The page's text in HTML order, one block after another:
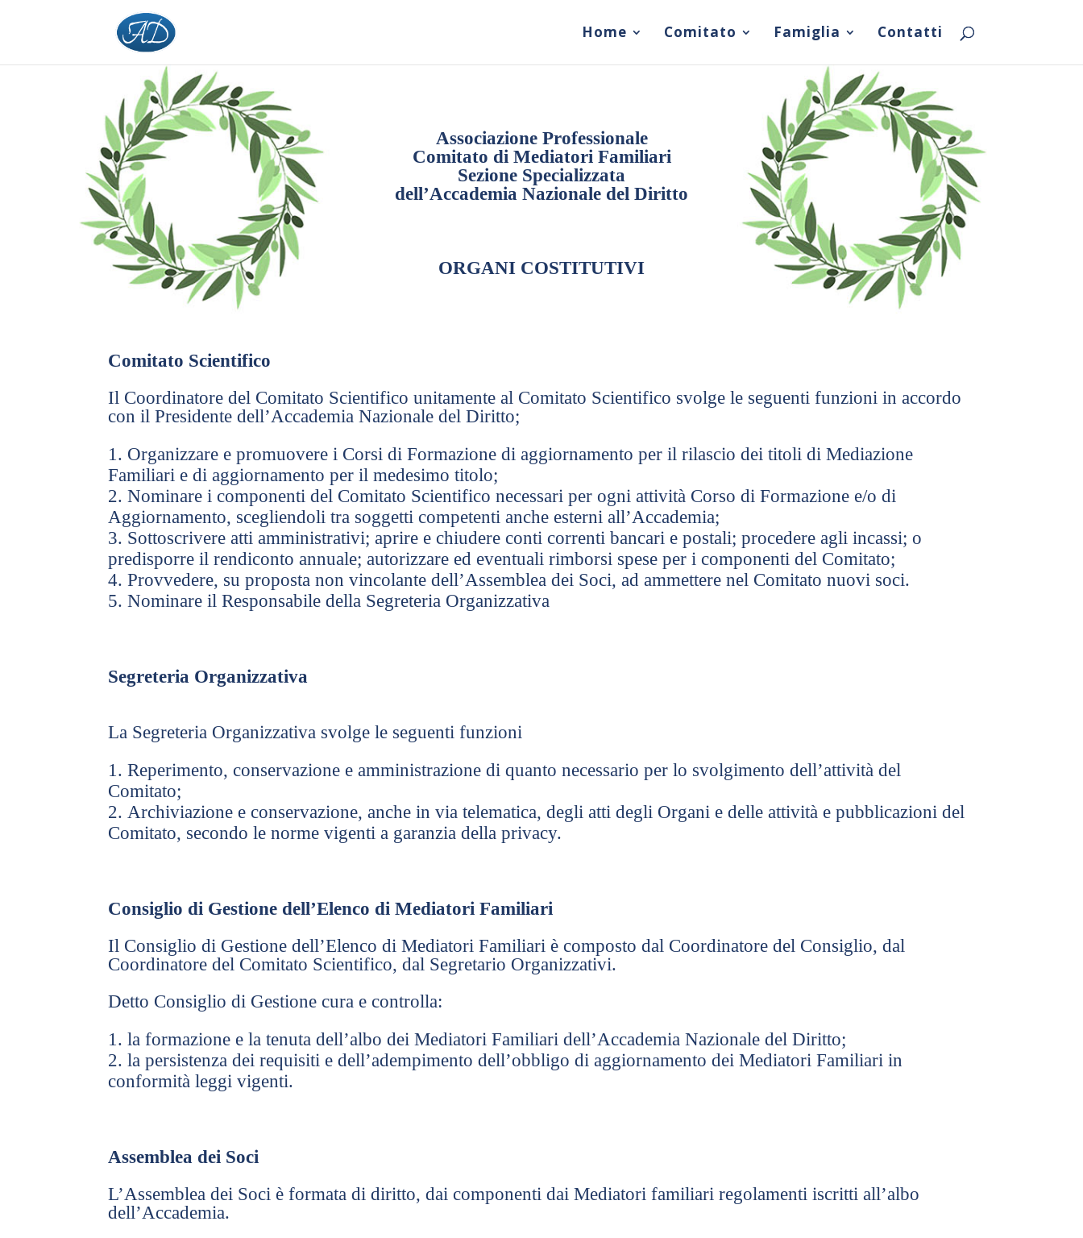
Home Comitato Famiglia Contatti
Associazione Professionale
Comitato di Mediatori Familiari
Sezione Specializzata
dell’Accademia Nazionale del Diritto
ORGANI COSTITUTIVI
Comitato Scientifico
Il Coordinatore del Comitato Scientifico unitamente al Comitato Scientifico svolge le seguenti funzioni in accordo
con il Presidente dell’Accademia Nazionale del Diritto;
Organizzare e promuovere i Corsi di Formazione di aggiornamento per il rilascio dei titoli di Mediazione
Familiari e di aggiornamento per il medesimo titolo;
Nominare i componenti del Comitato Scientifico necessari per ogni attività Corso di Formazione e/o di
Aggiornamento, scegliendoli tra soggetti competenti anche esterni all’Accademia;
Sottoscrivere atti amministrativi; aprire e chiudere conti correnti bancari e postali; procedere agli incassi; o
predisporre il rendiconto annuale; autorizzare ed eventuali rimborsi spese per i componenti del Comitato;
Provvedere, su proposta non vincolante dell’Assemblea dei Soci, ad ammettere nel Comitato nuovi soci.
Nominare il Responsabile della Segreteria Organizzativa
Segreteria Organizzativa
La Segreteria Organizzativa svolge le seguenti funzioni
Reperimento, conservazione e amministrazione di quanto necessario per lo svolgimento dell’attività del
Comitato;
Archiviazione e conservazione, anche in via telematica, degli atti degli Organi e delle attività e pubblicazioni del
Comitato, secondo le norme vigenti a garanzia della privacy.
Consiglio di Gestione dell’Elenco di Mediatori Familiari
Il Consiglio di Gestione dell’Elenco di Mediatori Familiari è composto dal Coordinatore del Consiglio, dal
Coordinatore del Comitato Scientifico, dal Segretario Organizzativi.
Detto Consiglio di Gestione cura e controlla:
la formazione e la tenuta dell’albo dei Mediatori Familiari dell’Accademia Nazionale del Diritto;
la persistenza dei requisiti e dell’adempimento dell’obbligo di aggiornamento dei Mediatori Familiari in
conformità leggi vigenti.
Assemblea dei Soci
L’Assemblea dei Soci è formata di diritto, dai componenti dai Mediatori familiari regolamenti iscritti all’albo
dell’Accademia.